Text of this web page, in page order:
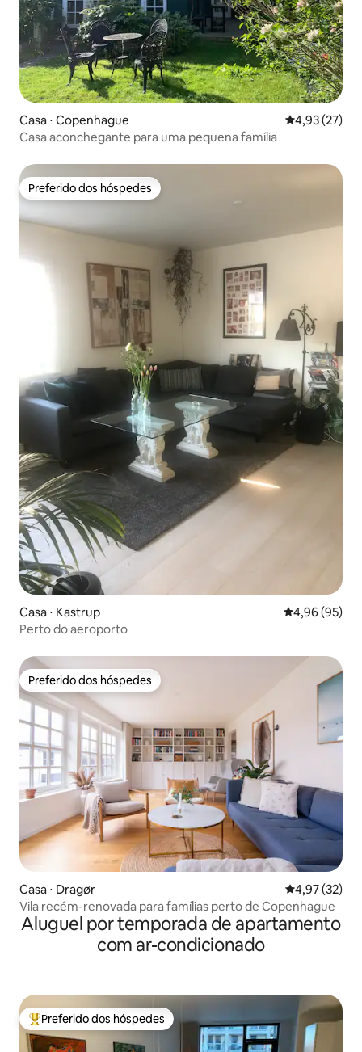
Casa ⋅ Copenhague 4,93 de uma
4,93 (27)
Casa aconchegante para uma pequena família
Preferido dos hóspedes
Preferido dos hóspedes
Casa ⋅ Kastrup 4,96 de uma
4,96 (95)
Perto do aeroporto
Preferido dos hóspedes
Preferido dos hóspedes
Casa ⋅ Dragør 4,97 de uma
4,97 (32)
Vila recém-renovada para famílias perto de Copenhague
Aluguel por temporada de apartamento
com ar-condicionado
Entre os melhores preferidos dos hóspedes
Preferido dos hóspedes